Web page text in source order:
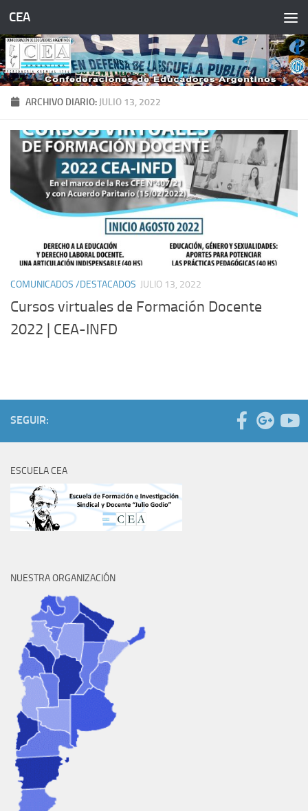
Saltar al contenido
CEA
ARCHIVO DIARIO: JULIO 13, 2022
COMUNICADOS /DESTACADOS JULIO 13, 2022
Cursos virtuales de Formación Docente
2022 | CEA-INFD
SEGUIR:
ESCUELA CEA
NUESTRA ORGANIZACIÓN